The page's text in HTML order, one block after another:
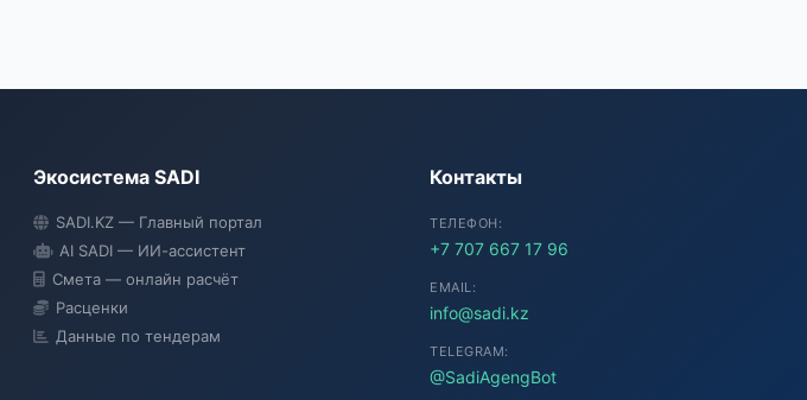
Экосистема SADI
SADI.KZ — Главный портал
AI SADI — ИИ-ассистент
Смета — онлайн расчёт
Расценки
Данные по тендерам
Контакты
ТЕЛЕФОН:
+7 707 667 17 96
EMAIL:
info@sadi.kz
TELEGRAM:
@SadiAgengBot